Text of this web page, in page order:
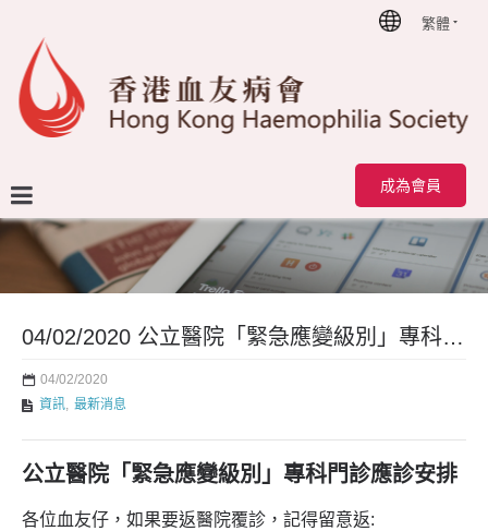
繁體
成為會員
04/02/2020 公立醫院「緊急應變級別」專科門診應診安排
04/02/2020 公立醫院「緊急應變級別」專科門診應診安排
04/02/2020
資訊, 最新消息
公立醫院「緊急應變級別」專科門診應診安排
各位血友仔，如果要返醫院覆診，記得留意返: